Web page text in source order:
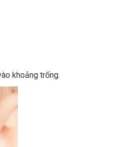
khoảng trống.